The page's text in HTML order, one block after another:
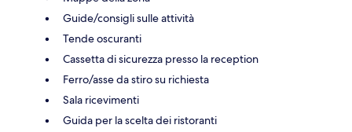
Guide/consigli sulle attività
Tende oscuranti
Cassetta di sicurezza presso la reception
Ferro/asse da stiro su richiesta
Sala ricevimenti
Guida per la scelta dei ristoranti